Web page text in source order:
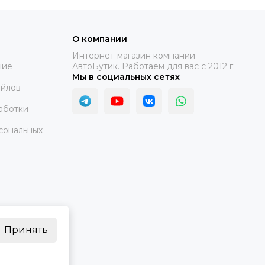
О компании
Интернет-магазин компании
АвтоБутик. Работаем для вас с 2012 г.
Мы в социальных сетях
Принять